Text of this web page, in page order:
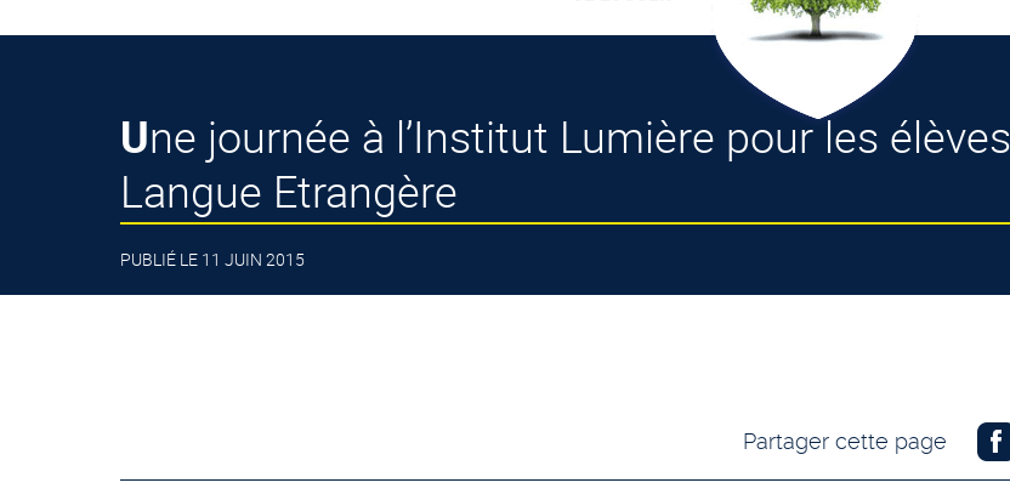
Une journée à l’Institut Lumière pour les élèves de l’Atelier de Français
Langue Etrangère
PUBLIÉ LE 11 JUIN 2015
Partager cette page